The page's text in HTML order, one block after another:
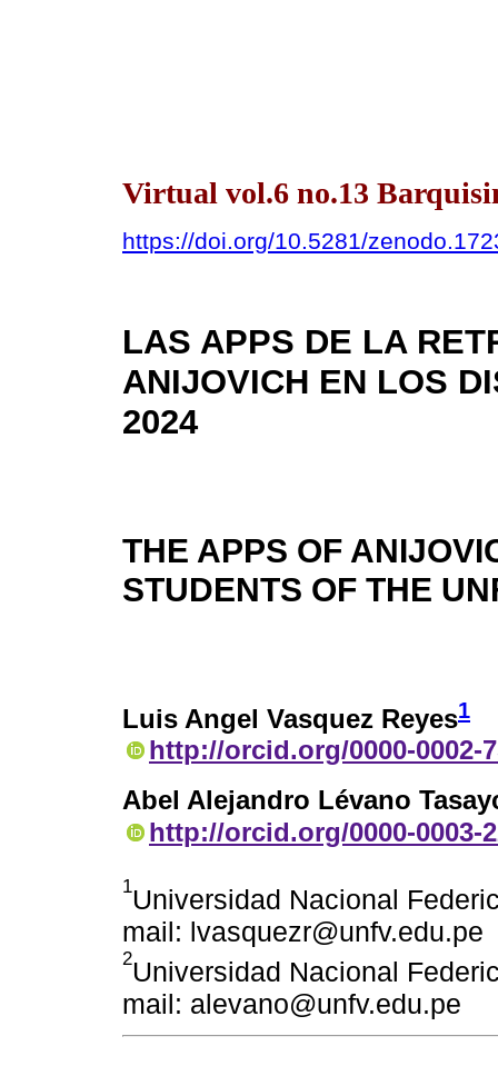
Virtual vol.6 no.13
https://doi.org/10.5281/
LAS APPS DE LA
ANIJOVICH EN LOS
2024
THE APPS OF
STUDENTS OF THE
Luis Angel Vasquez Reyes1
http://orcid.org/0000-0002-
Abel Alejandro Lévano
http://orcid.org/0000-0003-
1Universidad Nacional
mail: lvasquezr@unfv.edu.pe
2Universidad Nacional
mail: alevano@unfv.edu.pe